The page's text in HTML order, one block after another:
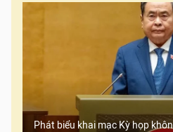
Phát biểu khai mạc Kỳ họp